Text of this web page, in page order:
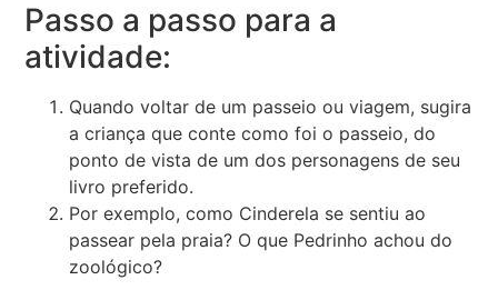
Passo a passo para a
atividade:
Quando voltar de um passeio ou viagem, sugira
a criança que conte como foi o passeio, do
ponto de vista de um dos personagens de seu
livro preferido.
Por exemplo, como Cinderela se sentiu ao
passear pela praia? O que Pedrinho achou do
zoológico?